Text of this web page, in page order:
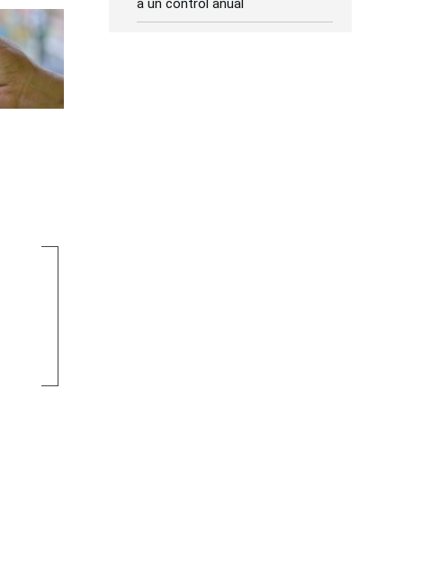
a un control anual